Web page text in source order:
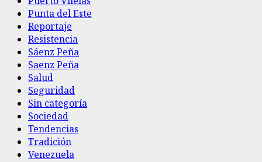
Punta del Este
Reportaje
Resistencia
Sáenz Peña
Saenz Peña
Salud
Seguridad
Sin categoría
Sociedad
Tendencias
Tradición
Venezuela